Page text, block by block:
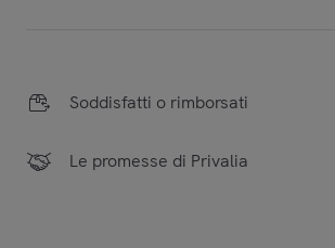
Soddisfatti o rimborsati
Le promesse di Privalia